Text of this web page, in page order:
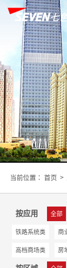
当前位置： 首页 >
按应用 全部
铁路系统类 商
高档商场类 房